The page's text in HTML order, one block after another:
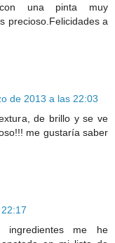
una pinta muy
precioso.Felicidades a
de 2013 a las 22:03
de brillo y se ve
me gustaría saber
ingredientes me he